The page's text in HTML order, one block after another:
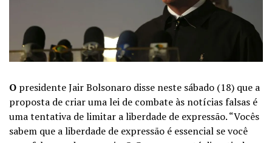
O presidente Jair Bolsonaro disse neste sábado (18) que a
proposta de criar uma lei de combate às notícias falsas é
uma tentativa de limitar a liberdade de expressão. “Vocês
sabem que a liberdade de expressão é essencial se você